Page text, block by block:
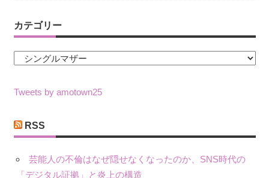
カテゴリー
ゴ
ー
Tweets by amotown25
RSS
芸能人の不倫はなぜ隠せなくなったのか、SNS時代の
「デジタル証拠」と炎上の構造